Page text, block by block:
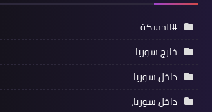
#الحسكة
خارج سوريا
داخل سوريا
داخل سوريا،